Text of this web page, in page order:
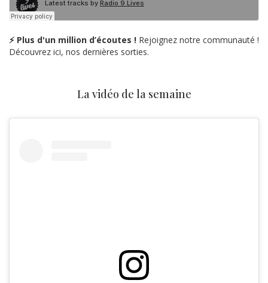
⚡ Plus d'un million d’écoutes ! Rejoignez notre communauté !
Découvrez ici, nos dernières sorties.
La vidéo de la semaine